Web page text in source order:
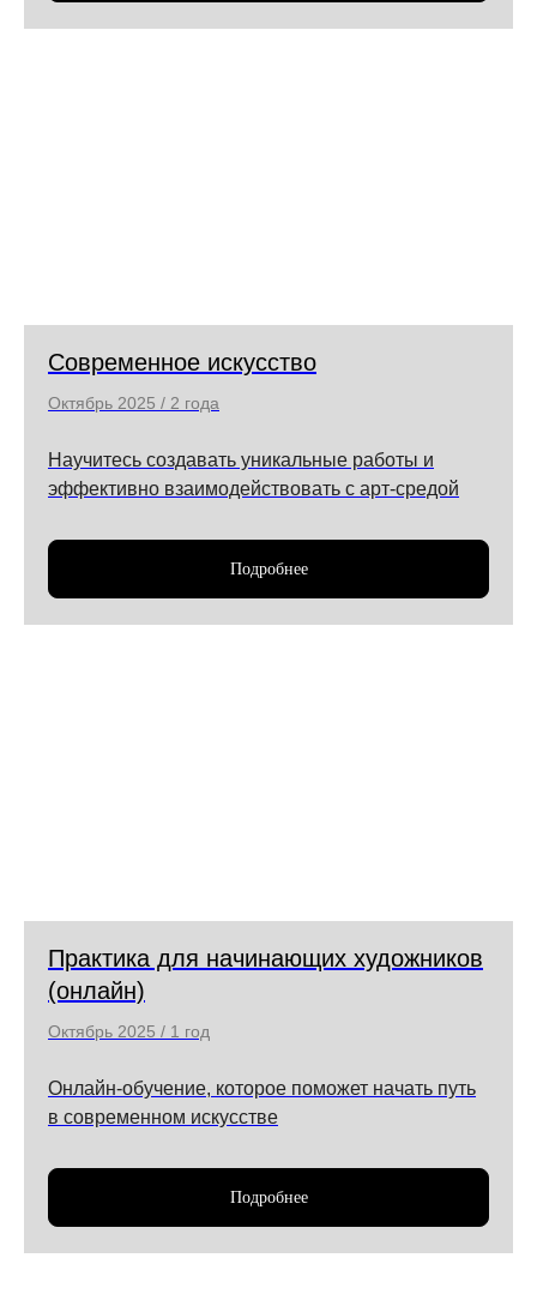
Современное искусство
Октябрь 2025 / 2 года
Научитесь создавать уникальные работы и
эффективно взаимодействовать с арт-средой
Подробнее
Практика для начинающих художников
(онлайн)
Октябрь 2025 / 1 год
Онлайн-обучение, которое поможет начать путь
в современном искусстве
Подробнее